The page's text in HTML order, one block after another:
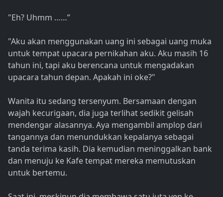
"Eh? Uhmm ……”
"Aku akan menggunakan uang ini sebagai uang muka
untuk tempat upacara pernikahan aku. Aku masih 16
tahun ini, tapi aku berencana untuk mengadakan
upacara tahun depan. Apakah ini oke?"
Wanita itu sedang tersenyum. Bersamaan dengan
wajah kecurigaan, dia juga terlihat sedikit gelisah
mendengar alasannya. Aya mengambil amplop dari
tangannya dan menundukkan kepalanya sebagai
tanda terima kasih. Dia kemudian meninggalkan bank
dan menuju ke Kafe tempat mereka memutuskan
untuk bertemu.